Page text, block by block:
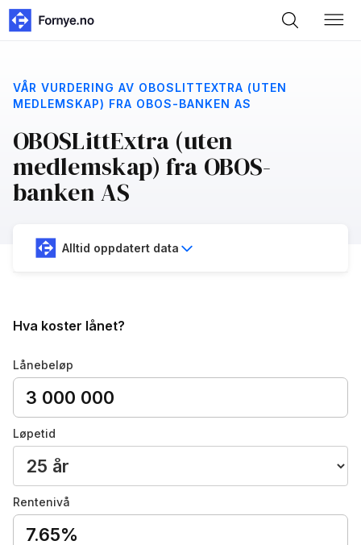
VÅR VURDERING AV OBOSLITTEXTRA (UTEN
MEDLEMSKAP) FRA OBOS-BANKEN AS
OBOSLittExtra (uten
medlemskap) fra OBOS-
banken AS
Alltid oppdatert data
Hva koster lånet?
Lånebeløp
Løpetid
Rentenivå
7.65%